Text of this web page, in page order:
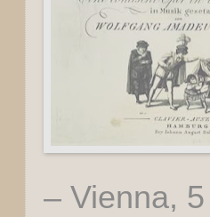
– Vienna,